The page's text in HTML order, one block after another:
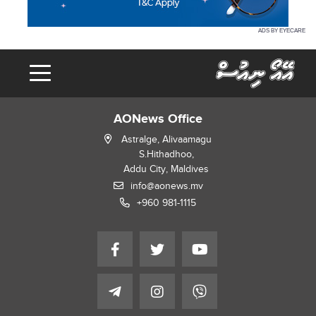
ADS BY EYECARE
AONews Office
Astralge, Alivaamagu
S.Hithadhoo,
Addu City, Maldives
info@aonews.mv
+960 981-1115